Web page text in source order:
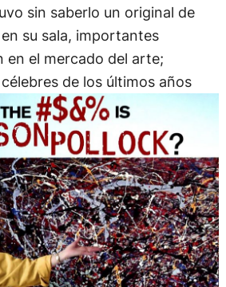
sin saberlo un original de
su sala, importantes
en el mercado del arte;
de los últimos años